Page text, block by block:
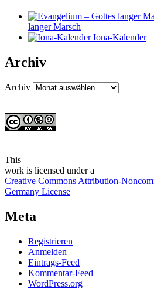
langer Marsch
Iona-Kalender
Archiv
Archiv
This
work is licensed under a
Creative Commons Attribution-
Germany License
Meta
Registrieren
Anmelden
Eintrags-Feed
Kommentar-Feed
WordPress.org